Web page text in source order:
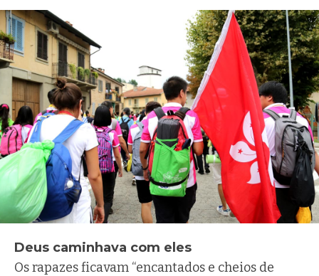
Deus caminhava com eles
Os rapazes ficavam “encantados e cheios de